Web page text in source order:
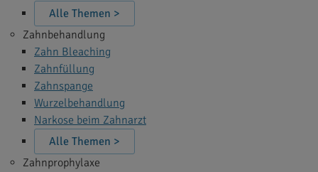
Alle Themen >
Zahnbehandlung
Zahn Bleaching
Zahnfüllung
Zahnspange
Wurzelbehandlung
Narkose beim Zahnarzt
Alle Themen >
Zahnprophylaxe